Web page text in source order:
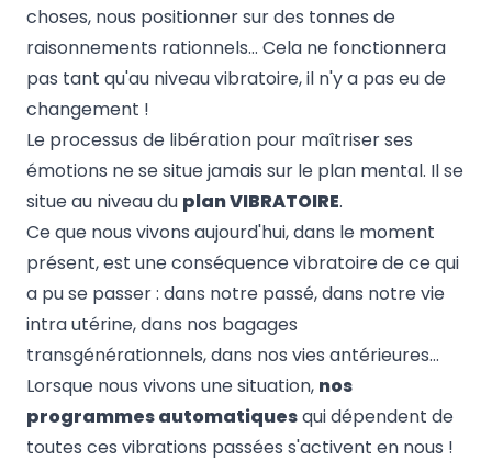
choses, nous positionner sur des tonnes de
raisonnements rationnels… Cela ne fonctionnera
pas tant qu'au niveau vibratoire, il n'y a pas eu de
changement !
Le processus de libération pour maîtriser ses
émotions ne se situe jamais sur le plan mental. Il se
situe au niveau du plan VIBRATOIRE.
Ce que nous vivons aujourd'hui, dans le moment
présent, est une conséquence vibratoire de ce qui
a pu se passer : dans notre passé, dans notre vie
intra utérine, dans nos bagages
transgénérationnels, dans nos vies antérieures…
Lorsque nous vivons une situation, nos
programmes automatiquesqui dépendent de
toutes ces vibrations passées s'activent en nous !